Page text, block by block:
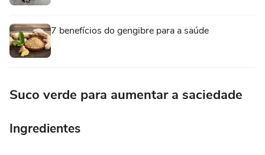
7 benefícios do gengibre para a saúde
Suco verde para aumentar a saciedade
Ingredientes